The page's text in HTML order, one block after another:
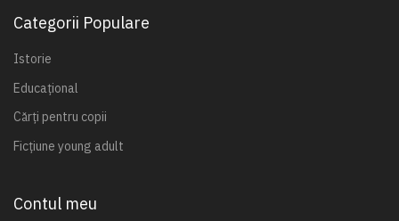
Categorii Populare
Istorie
Educațional
Cărți pentru copii
Ficțiune young adult
Contul meu